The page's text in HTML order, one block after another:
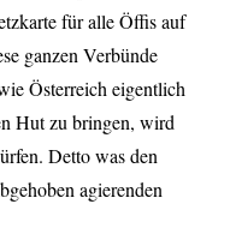
für alle Öffis auf
ganzen Verbünde
Österreich eigentlich
Hut zu bringen, wird
Detto was den
agierenden